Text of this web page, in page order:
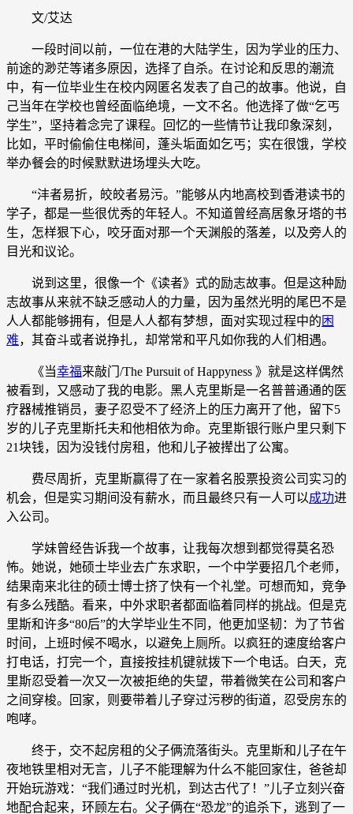
文/艾达
一段时间以前，一位在港的大陆学生，因为学业的压力、
前途的渺茫等诸多原因，选择了自杀。在讨论和反思的潮流
中，有一位毕业生在校内网匿名发表了自己的故事。他说，自
己当年在学校也曾经面临绝境，一文不名。他选择了做“乞丐
学生”，坚持着念完了课程。回忆的一些情节让我印象深刻，
比如，平时偷偷住电梯间，蓬头垢面如乞丐；实在很饿，学校
举办餐会的时候默默进场埋头大吃。
“沣者易折，皎皎者易污。”能够从内地高校到香港读书的
学子，都是一些很优秀的年轻人。不知道曾经高居象牙塔的书
生，怎样狠下心，咬牙面对那一个天渊般的落差，以及旁人的
目光和议论。
说到这里，很像一个《读者》式的励志故事。但是这种励
志故事从来就不缺乏感动人的力量，因为虽然光明的尾巴不是
人人都能够拥有，但是人人都有梦想，面对实现过程中的 困
难，其奋斗或者说挣扎，却常常和平凡如你我的人们相遇。
《当幸福来敲门/The Pursuit of Happyness 》就是这样偶然
被看到，又感动了我的电影。黑人克里斯是一名普普通通的医
疗器械推销员，妻子忍受不了经济上的压力离开了他，留下5
岁的儿子克里斯托夫和他相依为命。克里斯银行账户里只剩下
21块钱，因为没钱付房租，他和儿子被撵出了公寓。
费尽周折，克里斯赢得了在一家着名股票投资公司实习的
机会，但是实习期间没有薪水，而且最终只有一人可以成功进
入公司。
学妹曾经告诉我一个故事，让我每次想到都觉得莫名恐
怖。她说，她硕士毕业去广东求职，一个中学要招几个老师，
结果南来北往的硕士博士挤了快有一个礼堂。可想而知，竞争
有多么残酷。看来，中外求职者都面临着同样的挑战。但是克
里斯和许多“80后”的大学毕业生不同，他更加坚韧：为了节省
时间，上班时候不喝水，以避免上厕所。以疯狂的速度给客户
打电话，打完一个，直接按挂机键就拨下一个电话。白天，克
里斯忍受着一次又一次被拒绝的失望，带着微笑在公司和客户
之间穿梭。回家，则要带着儿子穿过污秽的街道，忍受房东的
咆哮。
终于，交不起房租的父子俩流落街头。克里斯和儿子在午
夜地铁里相对无言，儿子不能理解为什么不能回家住，爸爸却
开始玩游戏：“我们通过时光机，到达古代了！”儿子立刻兴奋
地配合起来，环顾左右。父子俩在“恐龙”的追杀下，逃到了一